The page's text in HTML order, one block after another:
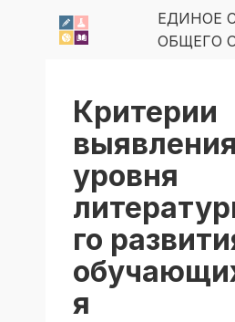
ЕДИНОЕ
ОБЩЕГО
Критерии
выявления
уровня
го
я